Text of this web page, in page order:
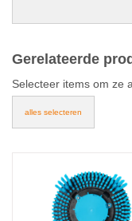
Gerelateerde
Selecteer items om ze
alles selecteren